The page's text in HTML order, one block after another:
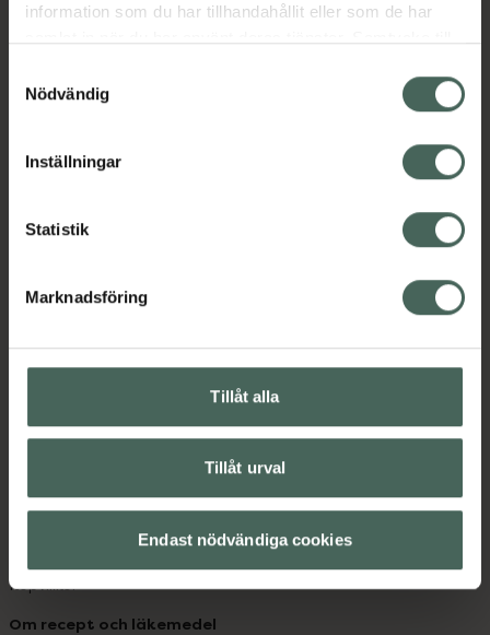
information som du har tillhandahållit eller som de har
återkalla ditt samtycke via webbplatsens
cookieinställningar. Ett återkallat samtycke påverkar inte
lagligheten av behandling som skett innan återkallelsen.
Nödvändig
Inställningar
Statistik
Marknadsföring
Tillåt alla
Tillåt urval
Endast nödvändiga cookies
Kronans Apotek finns här för dig. Du hittar oss från Skåne i
syd till Lappland i norr, och online i mobilen och på
datorn. Oavsett vem du är så är det vårt uppdrag att
med oss.
Kundservice
Kontakta oss
Hitta apotek
Leverans, betalning och retur
Sajtens tillgänglighet
Köpvillkor
Om recept och läkemedel